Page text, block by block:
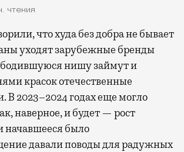
чтения
уходят зарубежные бренды
нишу займут и
красок отечественные
В 2023–2024 годах еще могло
наверное, и будет — рост
начавшееся было
давали поводы для радужных